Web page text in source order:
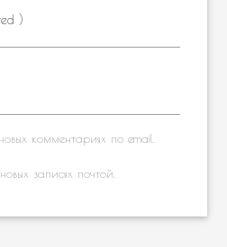
комментариях по email.
записях почтой.